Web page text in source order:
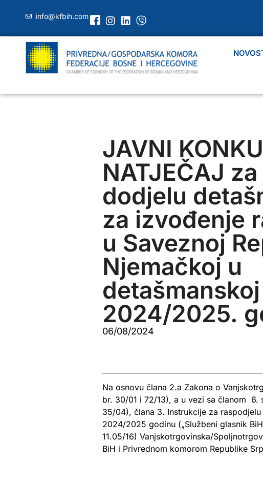
info@kfbih.com
JAVNI
NATJEČAJ za
dodjelu
za izvođenje
u Saveznoj
Njemačkoj u
detašmanskoj
2024/2025.
06/08/2024
Na osnovu člana 2.a Zakona o
br. 30/01 i 72/13), a u vezi sa članom 6.
35/04), člana 3. Instrukcije za
2024/2025 godinu („Službeni glasnik
11.05/16) Vanjskotrgovinska/
BiH i Privrednom komorom Republike